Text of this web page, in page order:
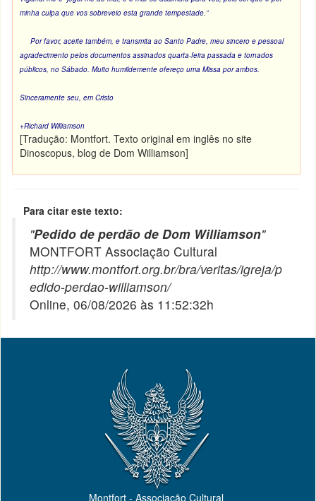
minha culpa que vos sobreveio esta grande tempestade.”
Por favor, aceite também, e transmita ao Santo Padre, meu sincero e pessoal
agradecimento pelos documentos assinados quarta-feira passada e tornados
públicos, no Sábado. Muito humildemente ofereço uma Missa por ambos.
Sinceramente seu, em Cristo
+Richard Williamson
[Tradução: Montfort. Texto original em inglês no site
Dinoscopus, blog de Dom Williamson]
Para citar este texto:
"Pedido de perdão de Dom Williamson"
MONTFORT Associação Cultural
http://www.montfort.org.br/bra/veritas/igreja/p
edido-perdao-williamson/
Online, 06/08/2026 às 11:52:32h
Montfort - Associação Cultural